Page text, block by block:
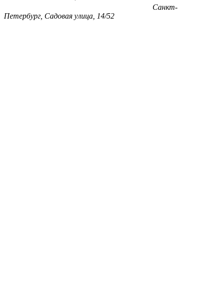
Санкт-
Петербург, Садовая улица, 14/52